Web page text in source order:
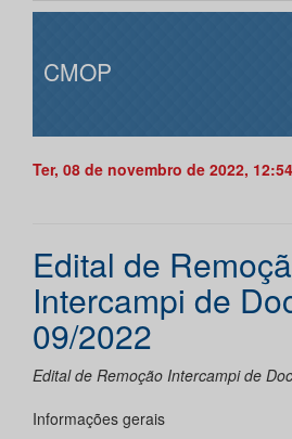
CMOP
Ter, 08 de novembro de 2022, 12:54
Edital de
Intercampi de
09/2022
Edital de Remoção Intercampi de
Informações gerais